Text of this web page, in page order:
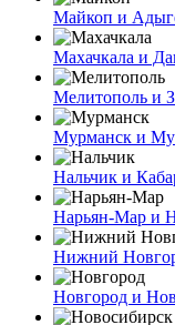
Майкоп и
Махачкала и
Мелитополь и
Мурманск и
Нальчик и
Нарьян-Мар и
Нижний
Новгород и